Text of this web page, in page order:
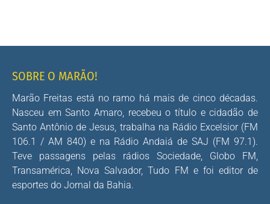
SOBRE O MARÃO!
Marão Freitas está no ramo há mais de cinco décadas.
Nasceu em Santo Amaro, recebeu o título e cidadão de
Santo Antônio de Jesus, trabalha na Rádio Excelsior (FM
106.1 / AM 840) e na Rádio Andaiá de SAJ (FM 97.1).
Teve passagens pelas rádios Sociedade, Globo FM,
Transamérica, Nova Salvador, Tudo FM e foi editor de
esportes do Jornal da Bahia.